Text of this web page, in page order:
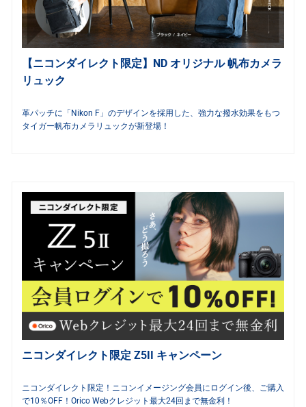
【ニコンダイレクト限定】ND オリジナル 帆布カメラ
リュック
革パッチに「Nikon F」のデザインを採用した、強力な撥水効果をもつ
タイガー帆布カメラリュックが新登場！
ニコンダイレクト限定 Z5II キャンペーン
ニコンダイレクト限定！ニコンイメージング会員にログイン後、ご購入
で10％OFF！Orico Webクレジット最大24回まで無金利！